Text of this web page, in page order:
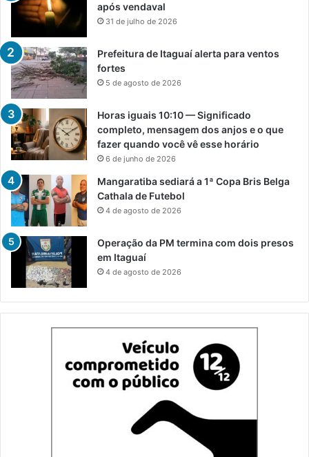
após vendaval
31 de julho de 2026
Prefeitura de Itaguaí alerta para ventos
fortes
5 de agosto de 2026
Horas iguais 10:10 — Significado
completo, mensagem dos anjos e o que
fazer quando você vê esse horário
6 de junho de 2026
Mangaratiba sediará a 1ª Copa Bris Belga
Cathala de Futebol
4 de agosto de 2026
Operação da PM termina com dois presos
em Itaguaí
4 de agosto de 2026